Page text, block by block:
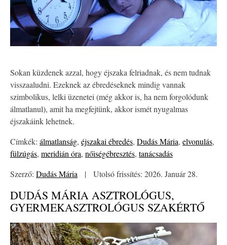
Sokan küzdenek azzal, hogy éjszaka felriadnak, és nem tudnak
visszaaludni. Ezeknek az ébredéseknek mindig vannak
szimbolikus, lelki üzenetei (még akkor is, ha nem forgolódunk
álmatlanul), amit ha megfejtünk, akkor ismét nyugalmas
éjszakáink lehetnek.
Címkék: álmatlanság, éjszakai ébredés, Dudás Mária, elvonulás,
fülzúgás, meridián óra, nőiségébresztés, tanácsadás
Szerző: Dudás Mária | Utolsó frissítés: 2026. Január 28.
DUDÁS MÁRIA ASZTROLÓGUS,
GYERMEKASZTROLÓGUS SZAKÉRTŐ